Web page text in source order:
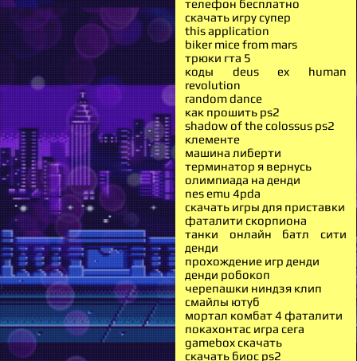
телефон бесплатно
скачать игру супер
this application
biker mice from mars
трюки гта 5
коды deus ex human
revolution
random dance
как прошить ps2
shadow of the colossus ps2
клементе
машина либерти
терминатор я вернусь
олимпиада на денди
nes emu 4pda
скачать игры для приставки
фаталити скорпиона
танки онлайн батл сити
денди
прохождение игр денди
денди робокоп
черепашки ниндзя клип
смайлы ютуб
мортал комбат 4 фаталити
покахонтас игра сега
gamebox скачать
скачать биос ps2